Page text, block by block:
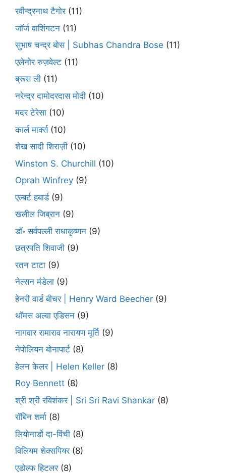
रवीन्द्रनाथ टैगोर(11)
जॉर्ज वाशिंगटन (11)
सुभाष चन्द्र बोस | Subhas Chandra Bose (11)
एलेनोर रुज़वेल्ट (11)
ब्रूस ली (11)
नरेन्द्र दामोदरदास मोदी (10)
मदर टेरेसा (10)
कार्ल मार्क्स(10)
शेख सादी शिराज़ी (10)
Winston S. Churchill (10)
Oprah Winfrey (9)
एल्बर्ट हबार्ड(9)
खलील जिब्रान (9)
डॉ॰ सर्वपल्ली राधाकृष्णन (9)
छत्रपति शिवाजी (9)
रतन टाटा (9)
नेल्सन मंडेला (9)
हेनरी वार्ड बीचर | Henry Ward Beecher (9)
थॉमस अल्वा एडिसन (9)
नागवार रामाराव नारायण मूर्ति (9)
नेपोलियन बोनापार्ट (8)
हेलन केलर | Helen Keller (8)
Roy Bennett (8)
श्री श्री रविशंकर | Sri Sri Ravi Shankar (8)
रॉबिन शर्मा (8)
लियोनार्डो दा-विंची (8)
विलियम शेक्सपियर(8)
एडोल्फ हिटलर(8)